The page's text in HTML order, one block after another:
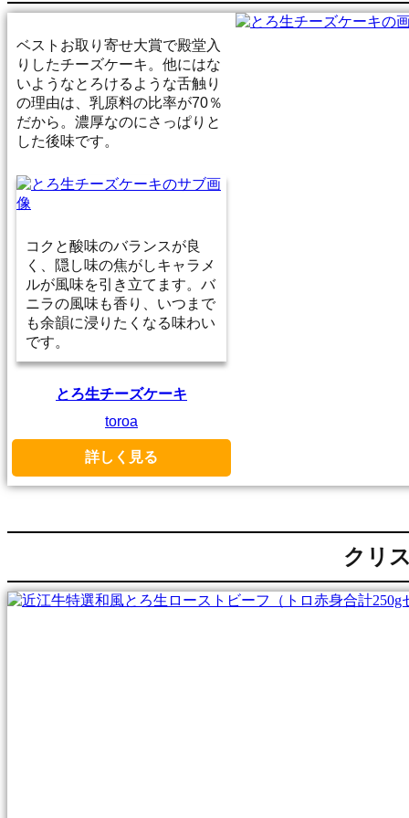
ベストお取り寄せ大賞で殿堂入
りしたチーズケーキ。他にはな
いようなとろけるような舌触り
の理由は、乳原料の比率が70％
だから。濃厚なのにさっぱりと
した後味です。
コクと酸味のバランスが良
く、隠し味の焦がしキャラメ
ルが風味を引き立てます。バ
ニラの風味も香り、いつまで
も余韻に浸りたくなる味わい
です。
とろ生チーズケーキ
toroa
詳しく見る
クリ